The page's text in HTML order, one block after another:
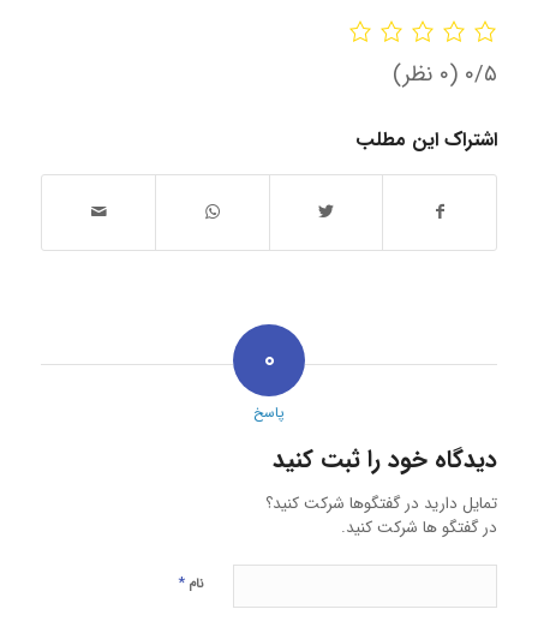
‫۰/۵ ‫(۰ نظر)
اشتراک این مطلب
۰
پاسخ
دیدگاه خود را ثبت کنید
تمایل دارید در گفتگوها شرکت کنید؟
در گفتگو ها شرکت کنید.
نام *